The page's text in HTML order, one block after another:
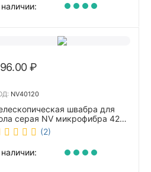
₽
NV40120
швабра для
серая NV микрофибра 42
NV40120(2)